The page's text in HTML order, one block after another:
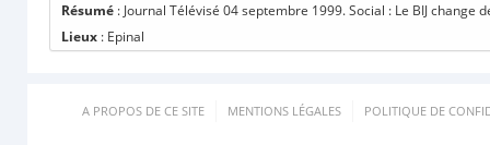
Résumé : Journal Télévisé 04 septembre 1999. Social : Le BIJ
Lieux : Epinal
A PROPOS DE CE SITE MENTIONS LÉGALES POLITIQUE DE